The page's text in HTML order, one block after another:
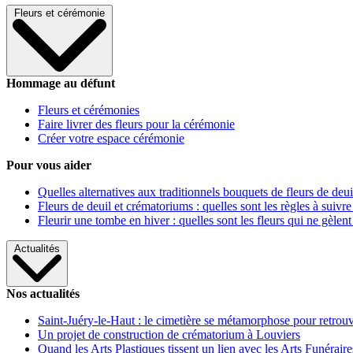
Fleurs et cérémonie
Hommage au défunt
Fleurs et cérémonies
Faire livrer des fleurs pour la cérémonie
Créer votre espace cérémonie
Pour vous aider
Quelles alternatives aux traditionnels bouquets de fleurs de
Fleurs de deuil et crématoriums : quelles sont les règles à
Fleurir une tombe en hiver : quelles sont les fleurs qui ne gèlent
Actualités
Nos actualités
Saint-Juéry-le-Haut : le cimetière se métamorphose pour
Un projet de construction de crématorium à Louviers
Quand les Arts Plastiques tissent un lien avec les Arts